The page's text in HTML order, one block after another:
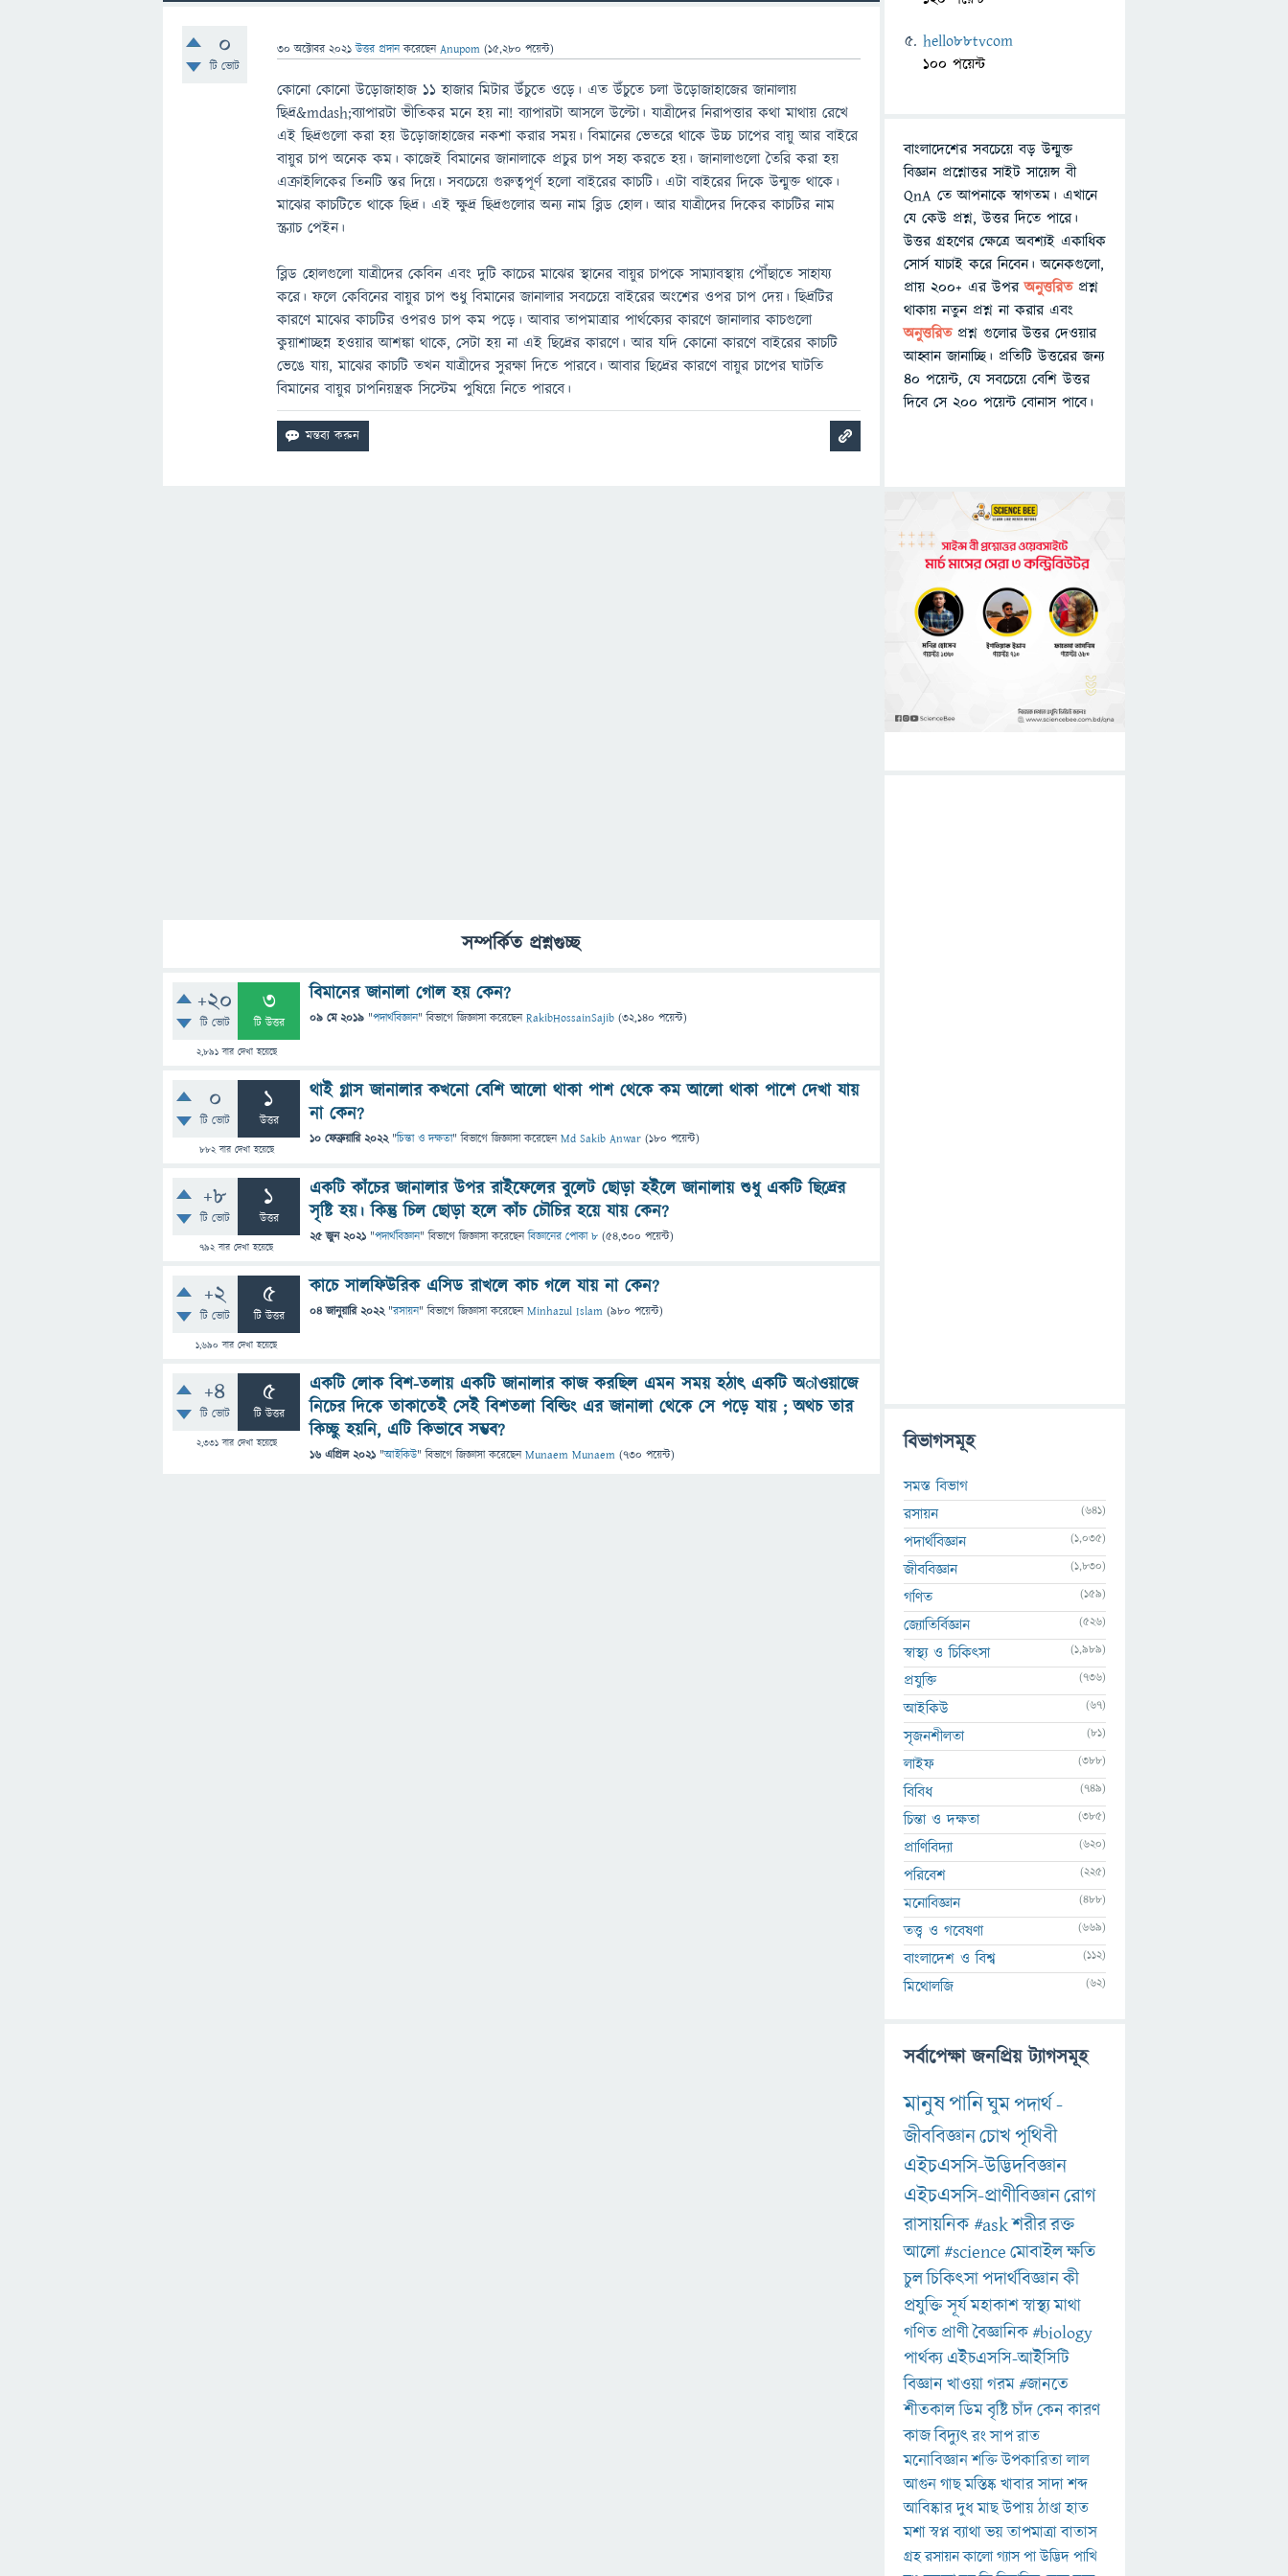
0
টি ভোট
30 অক্টোবর 2021 উত্তর প্রদান করেছেনAnupom (15,280 পয়েন্ট)
কোনো কোনো উড়োজাহাজ ১১ হাজার মিটার উঁচুতে ওড়ে। এত উঁচুতে চলা উড়োজাহাজের জানালায়
ছিদ্র&mdash;ব্যাপারটা ভীতিকর মনে হয় না! ব্যাপারটা আসলে উল্টো। যাত্রীদের নিরাপত্তার কথা মাথায় রেখে
এই ছিদ্রগুলো করা হয় উড়োজাহাজের নকশা করার সময়। বিমানের ভেতরে থাকে উচ্চ চাপের বায়ু আর বাইরে
বায়ুর চাপ অনেক কম। কাজেই বিমানের জানালাকে প্রচুর চাপ সহ্য করতে হয়। জানালাগুলো তৈরি করা হয়
এক্রাইলিকের তিনটি স্তর দিয়ে। সবচেয়ে গুরুত্বপূর্ণ হলো বাইরের কাচটি। এটা বাইরের দিকে উন্মুক্ত থাকে।
মাঝের কাচটিতে থাকে ছিদ্র। এই ক্ষুদ্র ছিদ্রগুলোর অন্য নাম ব্লিড হোল। আর যাত্রীদের দিকের কাচটির নাম
স্ক্র্যাচ পেইন।
ব্লিড হোলগুলো যাত্রীদের কেবিন এবং দুটি কাচের মাঝের স্থানের বায়ুর চাপকে সাম্যাবস্থায় পৌঁছাতে সাহায্য
করে। ফলে কেবিনের বায়ুর চাপ শুধু বিমানের জানালার সবচেয়ে বাইরের অংশের ওপর চাপ দেয়। ছিদ্রটির
কারণে মাঝের কাচটির ওপরও চাপ কম পড়ে। আবার তাপমাত্রার পার্থক্যের কারণে জানালার কাচগুলো
কুয়াশাচ্ছন্ন হওয়ার আশঙ্কা থাকে, সেটা হয় না এই ছিদ্রের কারণে। আর যদি কোনো কারণে বাইরের কাচটি
ভেঙে যায়, মাঝের কাচটি তখন যাত্রীদের সুরক্ষা দিতে পারবে। আবার ছিদ্রের কারণে বায়ুর চাপের ঘাটতি
বিমানের বায়ুর চাপনিয়ন্ত্রক সিস্টেম পুষিয়ে নিতে পারবে।
সম্পর্কিত প্রশ্নগুচ্ছ
+20
টি ভোট
3
টি উত্তর
2,891বার দেখা হয়েছে
বিমানের জানালা গোল হয় কেন?
09 মে 2019 "পদার্থবিজ্ঞান" বিভাগে জিজ্ঞাসাকরেছেনRakibHossainSajib (32,140 পয়েন্ট)
0
টি ভোট
1
উত্তর
882বার দেখা হয়েছে
থাই গ্লাস জানালার কখনো বেশি আলো থাকা পাশ থেকে কম আলো থাকা পাশে দেখা যায়
না কেন?
10 ফেব্রুয়ারি 2022 "চিন্তা ও দক্ষতা" বিভাগে জিজ্ঞাসাকরেছেনMd Sakib Anwar (180 পয়েন্ট)
+8
টি ভোট
1
উত্তর
792বার দেখা হয়েছে
একটি কাঁচের জানালার উপর রাইফেলের বুলেট ছােড়া হইলে জানালায় শুধু একটি ছিদ্রের
সৃষ্টি হয়। কিন্তু চিল ছোড়া হলে কাঁচ চৌচির হয়ে যায় কেন?
25 জুন 2021 "পদার্থবিজ্ঞান" বিভাগে জিজ্ঞাসাকরেছেনবিজ্ঞানের পোকা ৮ (54,300 পয়েন্ট)
+2
টি ভোট
5
টি উত্তর
1,690 বার দেখা হয়েছে
কাচে সালফিউরিক এসিড রাখলে কাচ গলে যায় না কেন?
04 জানুয়ারি 2022 "রসায়ন" বিভাগে জিজ্ঞাসাকরেছেনMinhazul Islam (980 পয়েন্ট)
+4
টি ভোট
5
টি উত্তর
2,331বার দেখা হয়েছে
একটি লোক বিশ-তলায় একটি জানালার কাজ করছিল এমন সময় হঠাৎ একটি অাওয়াজে
নিচের দিকে তাকাতেই সেই বিশতলা বিল্ডিং এর জানালা থেকে সে পড়ে যায় ; অথচ তার
কিচ্ছু হয়নি, এটি কিভাবে সম্ভব?
16 এপ্রিল 2021 "আইকিউ" বিভাগে জিজ্ঞাসাকরেছেনMunaem Munaem (730 পয়েন্ট)
hello88tvcom
100 পয়েন্ট
বাংলাদেশের সবচেয়ে বড় উন্মুক্ত
বিজ্ঞান প্রশ্নোত্তর সাইট সায়েন্স বী
QnA তে আপনাকে স্বাগতম। এখানে
যে কেউ প্রশ্ন, উত্তর দিতে পারে।
উত্তর গ্রহণের ক্ষেত্রে অবশ্যই একাধিক
সোর্স যাচাই করে নিবেন। অনেকগুলো,
প্রায় ২০০+ এর উপরঅনুত্তরিতপ্রশ্ন
থাকায় নতুন প্রশ্ন না করার এবং
অনুত্তরিত প্রশ্ন গুলোর উত্তর দেওয়ার
আহ্বান জানাচ্ছি। প্রতিটি উত্তরের জন্য
৪০ পয়েন্ট, যে সবচেয়ে বেশি উত্তর
দিবে সে ২০০ পয়েন্ট বোনাস পাবে।
বিভাগসমূহ
সমস্ত বিভাগ
রসায়ন
(641)
পদার্থবিজ্ঞান (1,035)
জীববিজ্ঞান (1,830)
গণিত (159)
জ্যোতির্বিজ্ঞান (526)
স্বাস্থ্য ও চিকিৎসা (1,989)
প্রযুক্তি (736)
আইকিউ (67)
সৃজনশীলতা (81)
লাইফ (388)
বিবিধ (749)
চিন্তা ও দক্ষতা (385)
প্রাণিবিদ্যা (620)
পরিবেশ (225)
মনোবিজ্ঞান (488)
তত্ত্ব ও গবেষণা (669)
বাংলাদেশ ও বিশ্ব (112)
মিথোলজি (62)
সর্বাপেক্ষা জনপ্রিয় ট্যাগসমূহ
মানুষপানিঘুমপদার্থ-
জীববিজ্ঞানচোখপৃথিবী
এইচএসসি-উদ্ভিদবিজ্ঞান
এইচএসসি-প্রাণীবিজ্ঞানরোগ
রাসায়নিক#askশরীররক্ত
আলো#scienceমোবাইলক্ষতি
চুলচিকিৎসাপদার্থবিজ্ঞানকী
প্রযুক্তিসূর্যমহাকাশস্বাস্থ্যমাথা
গণিত প্রাণীবৈজ্ঞানিক#biology
পার্থক্য এইচএসসি-আইসিটি
বিজ্ঞানখাওয়াগরম#জানতে
শীতকালডিমবৃষ্টিচাঁদকেনকারণ
কাজবিদ্যুৎরংসাপরাত
মনোবিজ্ঞানশক্তিউপকারিতালাল
আগুনগাছমস্তিষ্কখাবারসাদাশব্দ
আবিষ্কারদুধমাছউপায়ঠাণ্ডাহাত
মশাস্বপ্নব্যাথাভয়তাপমাত্রাবাতাস
গ্রহরসায়নকালোগ্যাসপাউদ্ভিদপাখি